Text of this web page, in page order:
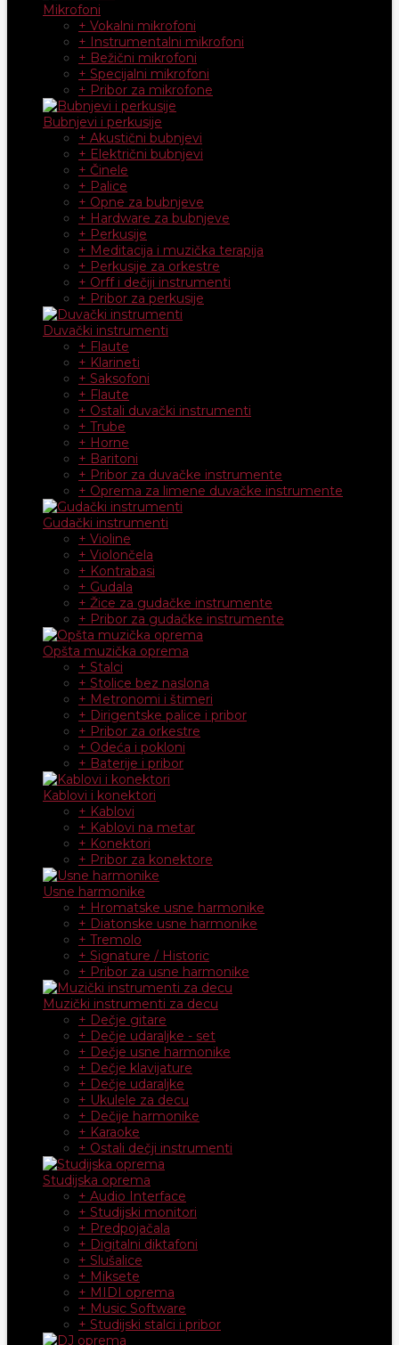
Mikrofoni
+ Vokalni mikrofoni
+ Instrumentalni mikrofoni
+ Bežični mikrofoni
+ Specijalni mikrofoni
+ Pribor za mikrofone
Bubnjevi i perkusije
+ Akustični bubnjevi
+ Električni bubnjevi
+ Činele
+ Palice
+ Opne za bubnjeve
+ Hardware za bubnjeve
+ Perkusije
+ Meditacija i muzička terapija
+ Perkusije za orkestre
+ Orff i dečiji instrumenti
+ Pribor za perkusije
Duvački instrumenti
+ Flaute
+ Klarineti
+ Saksofoni
+ Flaute
+ Ostali duvački instrumenti
+ Trube
+ Horne
+ Baritoni
+ Pribor za duvačke instrumente
+ Oprema za limene duvačke instrumente
Gudački instrumenti
+ Violine
+ Violončela
+ Kontrabasi
+ Gudala
+ Žice za gudačke instrumente
+ Pribor za gudačke instrumente
Opšta muzička oprema
+ Stalci
+ Stolice bez naslona
+ Metronomi i štimeri
+ Dirigentske palice i pribor
+ Pribor za orkestre
+ Odeća i pokloni
+ Baterije i pribor
Kablovi i konektori
+ Kablovi
+ Kablovi na metar
+ Konektori
+ Pribor za konektore
Usne harmonike
+ Hromatske usne harmonike
+ Diatonske usne harmonike
+ Tremolo
+ Signature / Historic
+ Pribor za usne harmonike
Muzički instrumenti za decu
+ Dečje gitare
+ Dečje udaraljke - set
+ Dečje usne harmonike
+ Dečje klavijature
+ Dečje udaraljke
+ Ukulele za decu
+ Dečije harmonike
+ Karaoke
+ Ostali dečji instrumenti
Studijska oprema
+ Audio Interface
+ Studijski monitori
+ Predpojačala
+ Digitalni diktafoni
+ Slušalice
+ Miksete
+ MIDI oprema
+ Music Software
+ Studijski stalci i pribor